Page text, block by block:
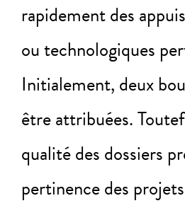
rapidement des
ou technologiques
Initialement, deux
être attribuées.
qualité des dossiers
pertinence des